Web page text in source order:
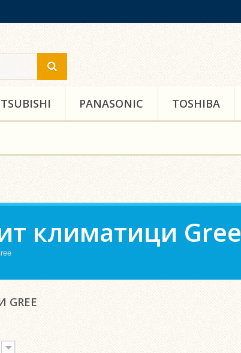
PANASONIC TOSHIBA
климатици Gree